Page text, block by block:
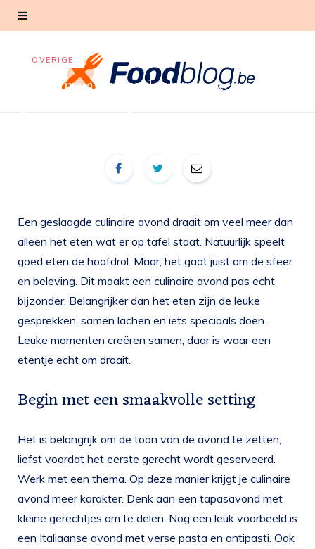
OVERIGE
Culinaire avonden leuker maken: van
Een geslaagde culinaire avond draait om veel meer dan
alleen het eten wat er op tafel staat. Natuurlijk speelt
goed eten de hoofdrol. Maar, het gaat juist om de sfeer
en beleving. Dit maakt een culinaire avond pas echt
bijzonder. Belangrijker dan het eten zijn de leuke
gesprekken, samen lachen en iets speciaals doen.
Leuke momenten creëren samen, daar is waar een
etentje echt om draait.
Begin met een smaakvolle setting
Het is belangrijk om de toon van de avond te zetten,
liefst voordat het eerste gerecht wordt geserveerd.
Werk met een thema. Op deze manier krijgt je culinaire
avond meer karakter. Denk aan een tapasavond met
kleine gerechtjes om te delen. Nog een leuk voorbeeld is
een Italiaanse avond met verse pasta en antipasti. Ook